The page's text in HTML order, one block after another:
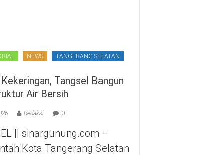
NEWS TANGERANG SELATAN
Tangsel Bangun
Air Bersih
Redaksi 0
|| sinargunung.com –
Kota Tangerang Selatan